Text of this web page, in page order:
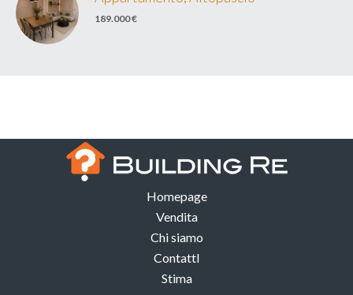
189.000 €
Homepage
Vendita
Chi siamo
ContattI
Stima